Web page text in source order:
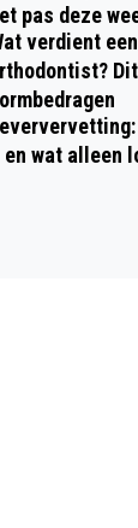
pas deze
verdient
en wat alleen